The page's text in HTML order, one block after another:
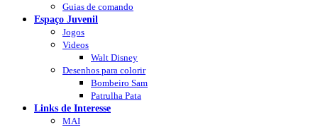
Guias de comando
Espaço Juvenil
Jogos
Videos
Walt Disney
Desenhos para colorir
Bombeiro Sam
Patrulha Pata
Links de Interesse
MAI